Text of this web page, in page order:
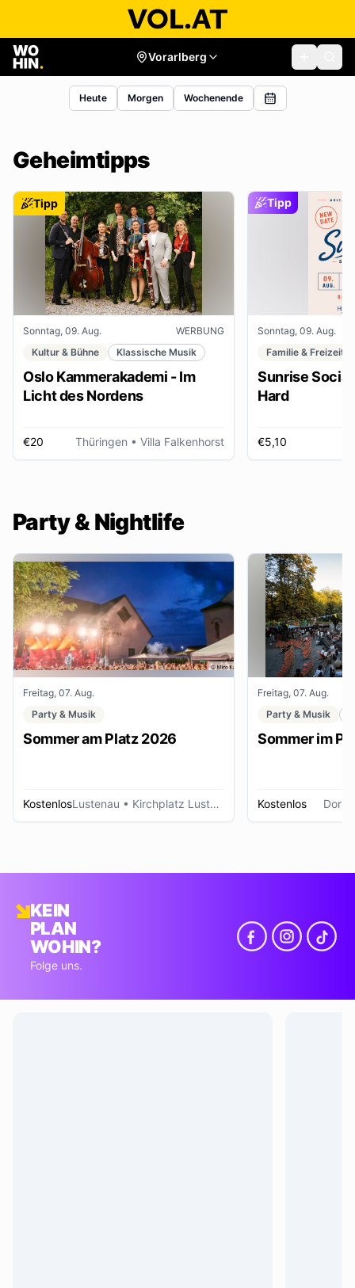
Vorarlberg
Heute Morgen Wochenende
Geheimtipps
Tipp
Sonntag, 09. Aug.
WERBUNG
Kultur & Bühne
Klassische Musik
Oslo Kammerakademi - Im
Licht des Nordens
€20 Thüringen • Villa Falkenhorst
Tipp
Sonntag, 09. Aug.
Familie & Freizeit
Sunrise
Hard
€5,10
Party & Nightlife
Freitag, 07. Aug.
Party & Musik
Sommer am Platz 2026
KostenlosLustenau • Kirchplatz Lustenau
Freitag, 07. Aug.
Party & Musik
Sommer im
Kostenlos
KEIN
PLAN
WOHIN?
Folge uns.